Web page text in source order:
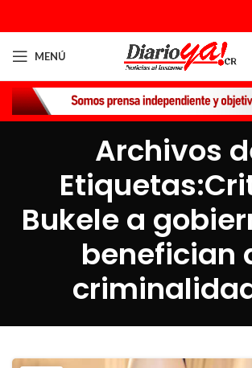
MENÚ
Archivos
Bukele a
benefician